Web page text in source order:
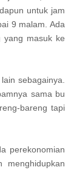
untuk jam
9 malam. Ada
yang masuk ke
sebagainya.
sama bu
bareng tapi
perekonomian